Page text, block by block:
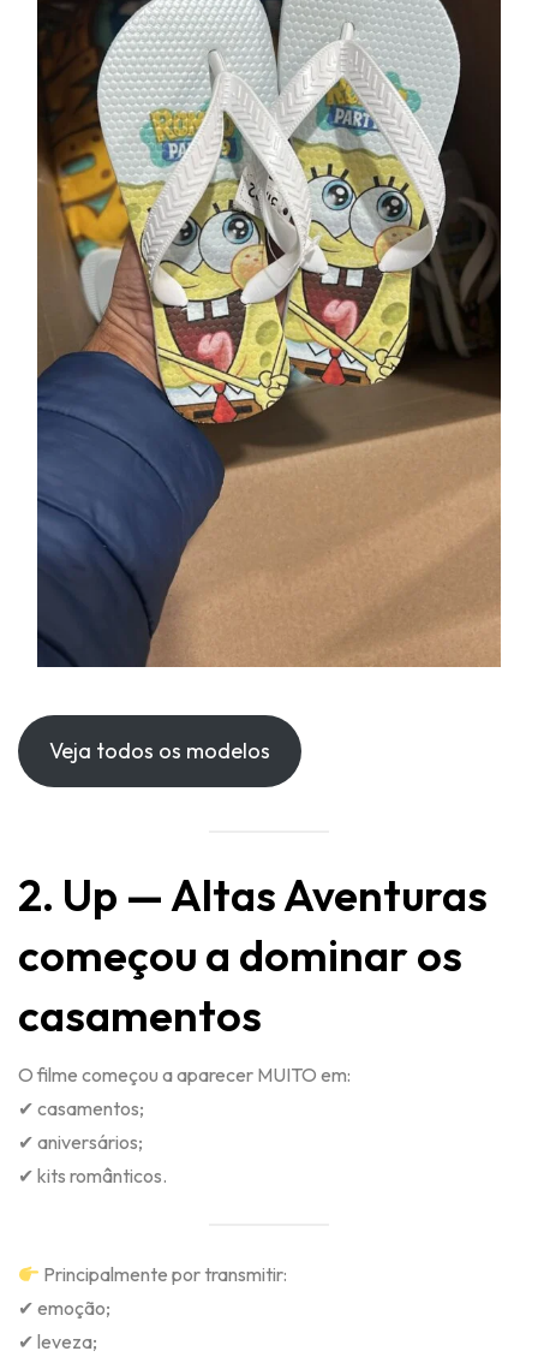
Veja todos os modelos
2. Up — Altas Aventuras
começou a dominar os
casamentos
O filme começou a aparecer MUITO em:
✔ casamentos;
✔ aniversários;
✔ kits românticos.
Principalmente por transmitir:
✔ emoção;
✔ leveza;